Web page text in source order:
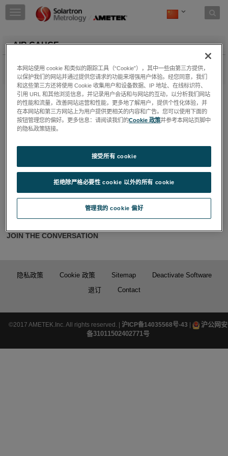
Skip to content
T
o
g
n
a
v
g
a
o
AIR GAUGE
Solartron’s Flexure Transducers the frst choice for high speed
precision gauging.
AGM - A
Solartron Metrology’s Orbit Air Gauge Interface
Module (AGM) makes connecting air gauge
Measurement Probes to Orbit simple, allowing the
AGM-B
Solartron Metrology’s Orbit Air Gauge Interface
Module (AGM) makes connecting air gauge
user to mix air gauges with all of our contact and
non contact sensors to fully
JOIN THE CONVERSATION
隐私政策 Cookie 政策 Sitemap
Deactivate Software
退订
Contact
©2017 AMETEK.Inc. All rights reserved. | 沪ICP备14035568号-43
沪公网安
备31011502402771号
本网站使用 cookie 和类似的跟踪工具（“Cookie”），其中一些由第三方提供，
以保护我们的网站并通过提供您请求的功能来增强用户体验。经您同意，我们
和这些第三方还将使用 Cookie 收集用户和设备数据、IP 地址、在线标识符、
引用 URL 和其他浏览信息，并记录用户会话和与网站的互动，以分析我们网站
的性能和流量，改善网站运营和性能，更多地了解用户，提供个性化体验，并
在本网站和第三方网站上为用户提供更相关的内容和广告。您可以使用下面的
按钮管理您的偏好。更多信息：请阅读我们的Cookie 政策并参考本网站页脚中
的隐私政策链接。
管理我的 cookie 偏好
拒绝除严格必要性 cookie 以外的所有 cookie
接受所有 cookie